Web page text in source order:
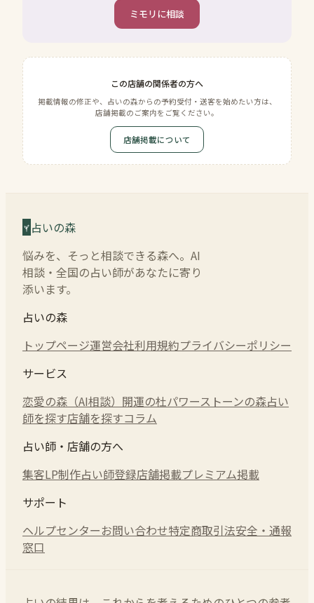
ミモリに相談
この店舗の関係者の方へ
掲載情報の修正や、占いの森からの予約受付・送客を始めたい方は、
店舗掲載のご案内をご覧ください。
店舗掲載について
占いの森
悩みを、そっと相談できる森へ。AI
相談・全国の占い師があなたに寄り
添います。
占いの森
トップページ運営会社利用規約プライバシーポリシー
サービス
恋愛の森（AI相談） 開運の杜パワーストーンの森占い
師を探す店舗を探すコラム
占い師・店舗の方へ
集客LP制作占い師登録店舗掲載プレミアム掲載
サポート
ヘルプセンターお問い合わせ特定商取引法安全・通報
窓口